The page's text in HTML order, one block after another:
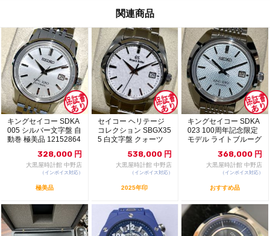
関連商品
キングセイコー SDKA
005 シルバー文字盤 自
動巻 極美品 12152864
328,000 円
大黒屋時計館 中野店
（インボイス対応）
極美品
セイコー ヘリテージ
コレクション SBGX35
5 白文字盤 クォーツ
538,000 円
大黒屋時計館 中野店
（インボイス対応）
2025年印
キングセイコー SDKA
023 100周年記念限定
モデル ライトブルーグ
368,000 円
大黒屋時計館 中野店
（インボイス対応）
おすすめ品